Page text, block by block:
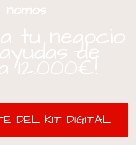
nomos
tu negocio
de
12.000€!
DEL KIT DIGITAL
DEL KIT DIGITAL